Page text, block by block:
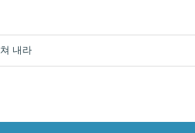
내라